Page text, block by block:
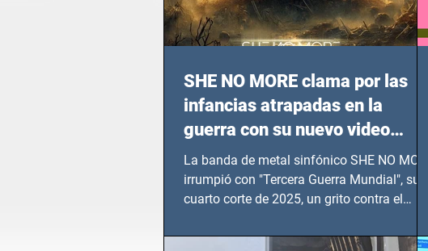
SHE NO MORE clama por las
infancias atrapadas en la
guerra con su nuevo video
TERCERA GUERRA MUNDIAL
La banda de metal sinfónico SHE NO MORE
irrumpió con "Tercera Guerra Mundial", su
cuarto corte de 2025, un grito contra el
en epicentros bélicos.